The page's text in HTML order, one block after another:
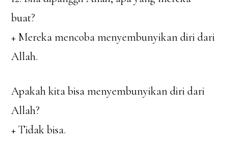
buat?
+ Mereka mencoba menyembunyikan diri dari
Allah.
Apakah kita bisa menyembunyikan diri dari
Allah?
+ Tidak bisa.